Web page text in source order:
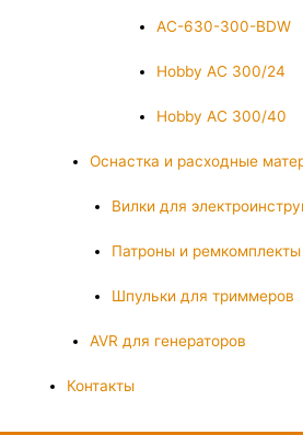
AC-630-300-BDW
Hobby AC 300/24
Hobby AC 300/40
Оснастка и расходные
Вилки для
Патроны и ремкомплекты
Шпульки для триммеров
AVR для генераторов
Контакты